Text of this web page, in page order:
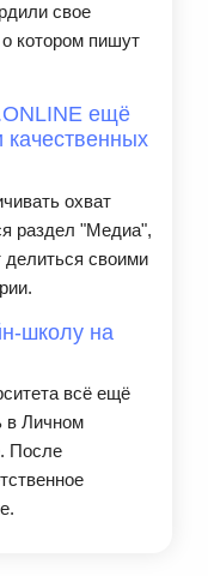
свое
котором пишут
ещё
охват
раздел "Медиа",
своими
школу на
всё ещё
в Личном
После